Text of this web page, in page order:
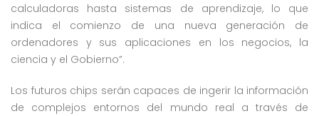
calculadoras hasta sistemas de aprendizaje, lo que
indica el comienzo de una nueva generación de
ordenadores y sus aplicaciones en los negocios, la
ciencia y el Gobierno”.
Los futuros chips serán capaces de ingerir la información
de complejos entornos del mundo real a través de